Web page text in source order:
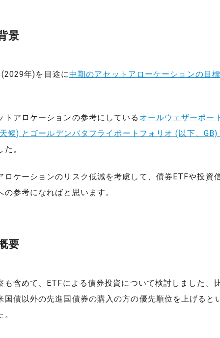
景
年)を目途に中期のアセットアローケーションの目標
トアロケーションの参考にしている オールウェザーポー
候) とゴールデンバタフライポートフォリオ (以下、GB)
た。
ロケーションのリスク低減を考慮して、債券ETFや投資
の参考になればと思います。
要
も含めて、ETFによる債券投資について検討しました。
国債以外の先進国債券の購入の方の優先順位を上げると